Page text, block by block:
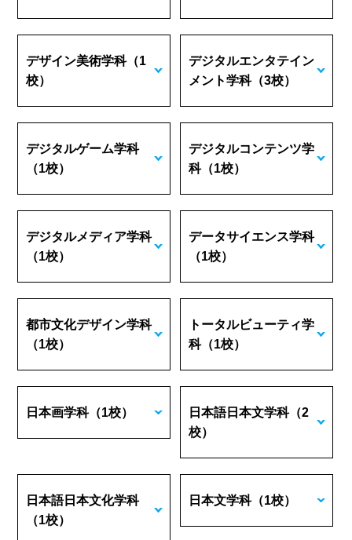
デザイン美術学科（1
校）
デジタルエンタテイン
メント学科（3校）
デジタルゲーム学科
（1校）
デジタルコンテンツ学
科（1校）
デジタルメディア学科
（1校）
データサイエンス学科
（1校）
都市文化デザイン学科
（1校）
トータルビューティ学
科（1校）
日本画学科（1校） 日本語日本文学科（2
校）
日本語日本文化学科
（1校）
日本文学科（1校）